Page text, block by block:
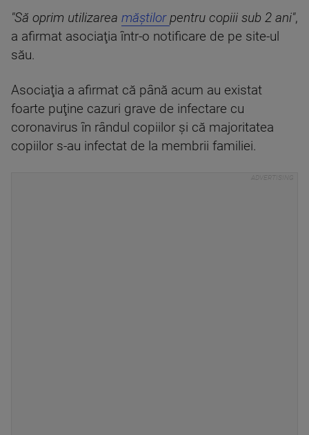
"Să oprim utilizarea măştilorpentru copiii sub 2 ani",
a afirmat asociaţia într-o notificare de pe site-ul
său.
Asociaţia a afirmat că până acum au existat
foarte puţine cazuri grave de infectare cu
coronavirus în rândul copiilor şi că majoritatea
copiilor s-au infectat de la membrii familiei.